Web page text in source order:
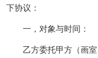
下协议：
一，对象与时间：
乙方委托甲方（画